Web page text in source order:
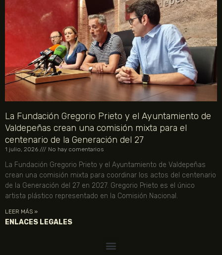
La Fundación Gregorio Prieto y el Ayuntamiento de
Valdepeñas crean una comisión mixta para el
centenario de la Generación del 27
1 julio, 2026 No hay comentarios
La Fundación Gregorio Prieto y el Ayuntamiento de Valdepeñas
crean una comisión mixta para coordinar los actos del centenario
de la Generación del 27 en 2027. Gregorio Prieto es el único
artista plástico representado en la Comisión Nacional.
LEER MÁS »
ENLACES LEGALES